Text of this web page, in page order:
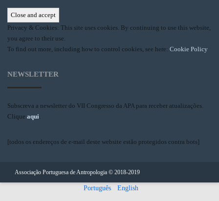
Privacy & Cookies: This site uses cookies. By continuing to use this website,
you agree to their use.
To find out more, including how to control cookies, see here: Cookie Policy
NEWSLETTER
Subscreva a newsletter do VII Congresso da APA para receber atualizações.
Clique aqui
[todos os endereços de e-mail deste website estão protegidos contra bots]
Associação Portuguesa de Antropologia © 2018-2019
Português English